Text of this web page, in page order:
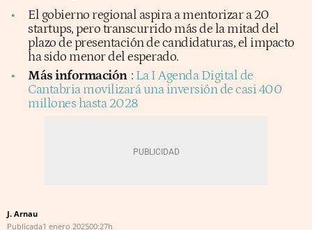
El gobierno regional aspira a mentorizar a 20
startups, pero transcurrido más de la mitad del
plazo de presentación de candidaturas, el impacto
ha sido menor del esperado.
Más información : La I Agenda Digital de
Cantabria movilizará una inversión de casi 400
millones hasta 2028
J. Arnau
Publicada1 enero 202500:27h